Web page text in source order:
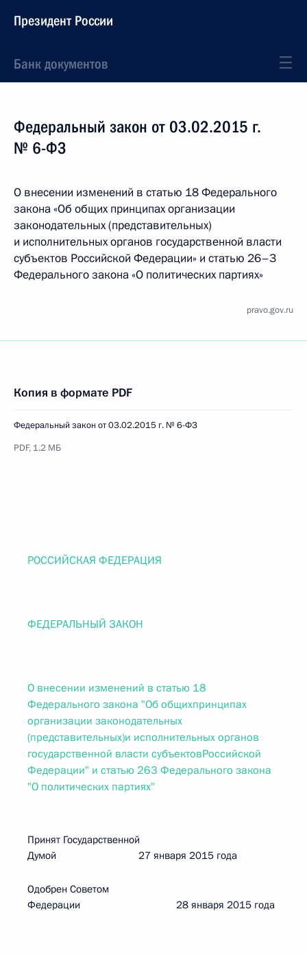
Президент России
Банк документов
Федеральный закон от 03.02.2015 г.
№ 6-ФЗ
О внесении изменений в статью 18 Федерального
закона «Об общих принципах организации
законодательных (представительных)
и исполнительных органов государственной власти
субъектов Российской Федерации» и статью 26–3
Федерального закона «О политических партиях»
pravo.gov.ru
Копия в формате PDF
Федеральный закон от 03.02.2015 г. № 6-ФЗ
PDF, 1.2 МБ
РОССИЙСКАЯ ФЕДЕРАЦИЯ
ФЕДЕРАЛЬНЫЙ ЗАКОН
О внесении изменений в статью 18
Федерального закона "Об общихпринципах
организации законодательных
(представительных)и исполнительных органов
государственной власти субъектовРоссийской
Федерации" и статью 263 Федерального закона
"О политических партиях"
Принят Государственной
Думой 27 января 2015 года
Одобрен Советом
Федерации 28 января 2015 года